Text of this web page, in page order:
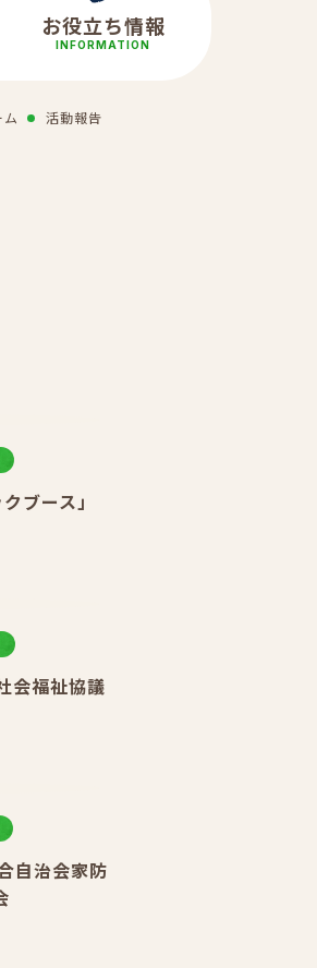
お役立ち情報
INFORMATION
ム 活動報告
ブース」
会福祉協議
自治会家防